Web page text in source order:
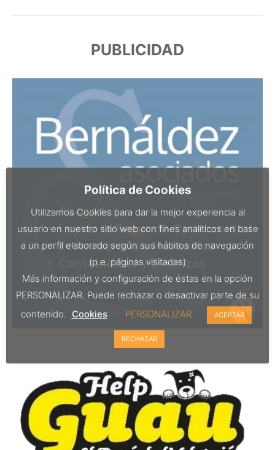
PUBLICIDAD
Política de Cookies
Utilizamos Cookies para dar la mejor experiencia al
usuario en nuestro sitio web con fines analíticos en base
a un perfil elaborado según sus hábitos de navegación
(p.e. páginas visitadas)
Más información y configuración de éstas en la opción
PERSONALIZAR. Puede rechazar o desactivar parte de su
contenido. Cookies PERSONALIZAR ACEPTAR
RECHAZAR